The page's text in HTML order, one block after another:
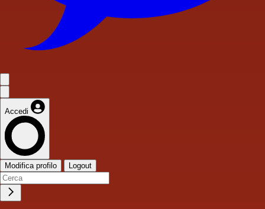
Accedi
Modifica profilo Logout